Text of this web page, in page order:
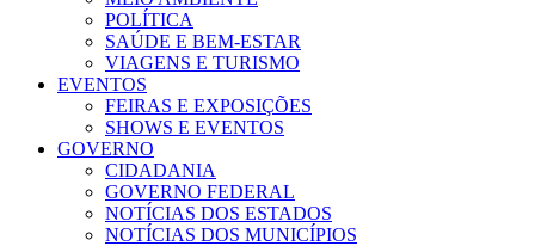
POLÍTICA
SAÚDE E BEM-ESTAR
VIAGENS E TURISMO
EVENTOS
FEIRAS E EXPOSIÇÕES
SHOWS E EVENTOS
GOVERNO
CIDADANIA
GOVERNO FEDERAL
NOTÍCIAS DOS ESTADOS
NOTÍCIAS DOS MUNICÍPIOS